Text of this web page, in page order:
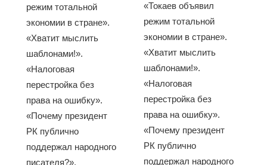
режим тотальной
экономии в стране».
«Хватит мыслить
шаблонами!».
«Налоговая
перестройка без
права на ошибку».
«Почему президент
РК публично
поддержал народного
писателя?».
«Токаев объявил
режим тотальной
экономии в стране».
«Хватит мыслить
шаблонами!».
«Налоговая
перестройка без
права на ошибку».
«Почему президент
РК публично
поддержал народного